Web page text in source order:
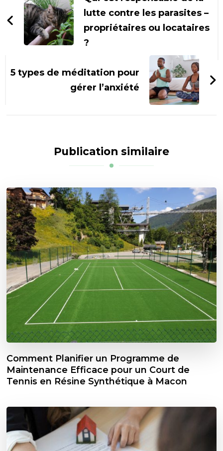
lutte contre les parasites –
propriétaires ou locataires
?
5 types de méditation pour
gérer l’anxiété
Publication similaire
Comment Planifier un Programme de
Maintenance Efficace pour un Court de
Tennis en Résine Synthétique à Macon